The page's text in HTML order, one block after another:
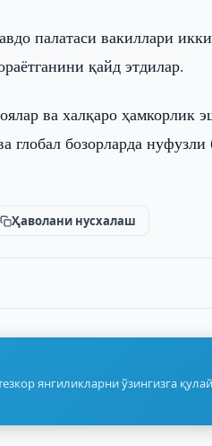
палатаси вакиллари икки
қайд этдилар.
ва халқаро
бозорларда нуфузли
Ҳаволани нусхалаш
янгиликларни ўзингизга қулай